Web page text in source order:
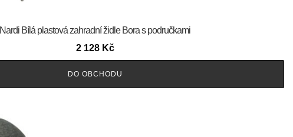
Nardi Bílá plastová zahradní židle Bora s područkami
2 128 Kč
DO OBCHODU